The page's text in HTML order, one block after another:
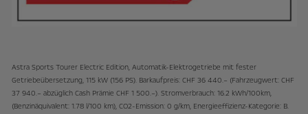
Astra Sports Tourer Electric Edition, Automatik-Elektrogetriebe mit fester
Getriebeübersetzung, 115 kW (156 PS). Barkaufpreis: CHF 36 440.– (Fahrzeugwert: CHF
37 940.– abzüglich Cash Prämie CHF 1 500.–). Stromverbrauch: 16.2 kWh/100km,
(Benzinäquivalent: 1.78 l/100 km), CO2-Emission: 0 g/km, Energieeffizienz-Kategorie: B.